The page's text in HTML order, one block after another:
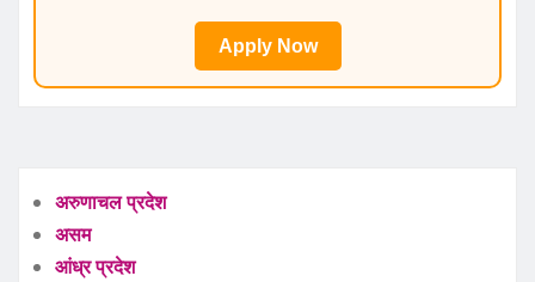
Apply Now
अरुणाचल प्रदेश
असम
आंध्र प्रदेश